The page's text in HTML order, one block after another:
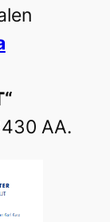
AA.